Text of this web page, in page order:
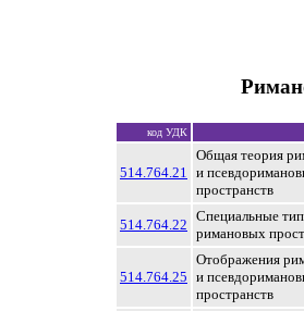
код УДК
514.764.21
Общая теория
и
пространств
514.764.22
Специальные
римановых
514.764.25
Отображения
и
пространств